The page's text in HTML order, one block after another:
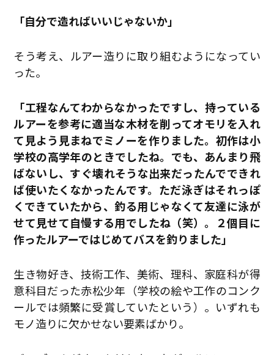
「自分で造ればいいじゃないか」
そう考え、ルアー造りに取り組むようになってい
った。
「工程なんてわからなかったですし、持っている
ルアーを参考に適当な木材を削ってオモリを入れ
て見よう見まねでミノーを作りました。初作は小
学校の高学年のときでしたね。でも、あんまり飛
ばないし、すぐ壊れそうな出来だったんでできれ
ば使いたくなかったんです。ただ泳ぎはそれっぽ
くできていたから、釣る用じゃなくて友達に泳が
せて見せて自慢する用でしたね（笑）。２個目に
作ったルアーではじめてバスを釣りました」
生き物好き、技術工作、美術、理科、家庭科が得
意科目だった赤松少年（学校の絵や工作のコンク
ールでは頻繁に受賞していたという）。いずれも
モノ造りに欠かせない要素ばかり。